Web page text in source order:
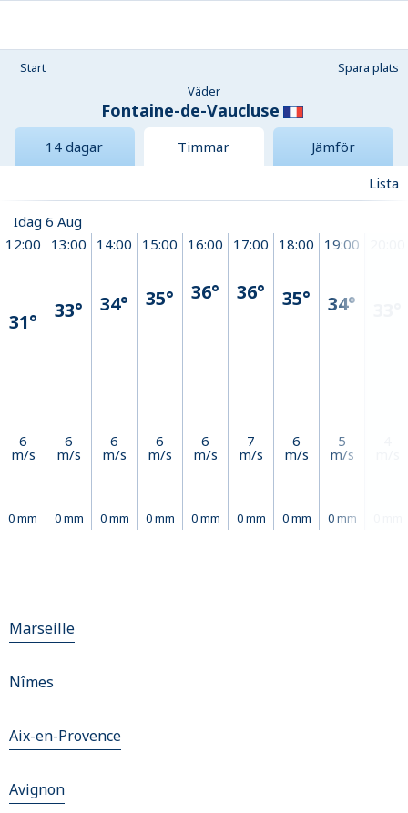
Start
Spara plats
Väder
Fontaine-de-Vaucluse
14 dagar Timmar
Jämför
Lista
Idag 6 Aug
12:00
31°
6
m/s
0 mm
13:00
33°
6
m/s
0 mm
14:00
34°
6
m/s
0 mm
15:00
35°
6
m/s
0 mm
16:00
36°
6
m/s
0 mm
17:00
36°
7
m/s
0 mm
18:00
35°
6
m/s
0 mm
19:00
34°
5
m/s
0 mm
Marseille
Nîmes
Aix-en-Provence
Avignon